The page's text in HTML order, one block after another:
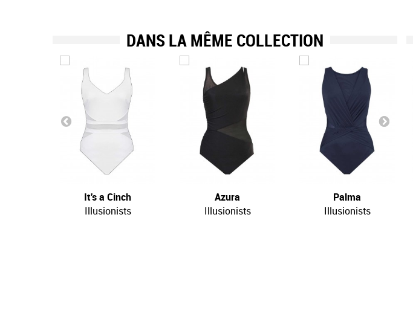
DANS LA MÊME COLLECTION
It's a Cinch
Illusionists
Azura
Illusionists
Palma
Illusionists